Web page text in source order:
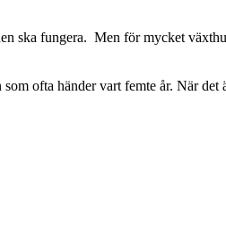
ska fungera. Men för mycket
ofta händer vart femte år. När